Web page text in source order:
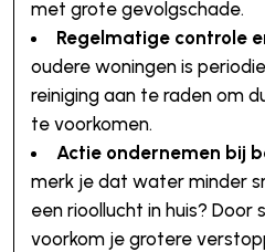
met grote gevolgschade.
Regelmatige controle
oudere woningen is
reiniging aan te raden om
te voorkomen.
Actie ondernemen bij
merk je dat water minder
een rioollucht in huis? Door
voorkom je grotere